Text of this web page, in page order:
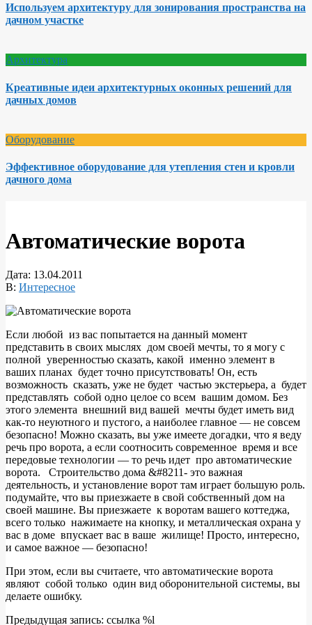
Используем архитектуру для зонирования пространства на
дачном участке
Архитектура
Креативные идеи архитектурных оконных решений для
дачных домов
Оборудование
Эффективное оборудование для утепления стен и кровли
дачного дома
Автоматические ворота
Дата: 13.04.2011
В: Интересное
Если любой из вас попытается на данный момент
представить в своих мыслях дом своей мечты, то я могу с
полной уверенностью сказать, какой именно элемент в
ваших планах будет точно присутствовать! Он, есть
возможность сказать, уже не будет частью экстерьера, а будет
представлять собой одно целое со всем вашим домом. Без
этого элемента внешний вид вашей мечты будет иметь вид
как-то неуютного и пустого, а наиболее главное — не совсем
безопасно! Можно сказать, вы уже имеете догадки, что я веду
речь про ворота, а если соотносить современное время и все
передовые технологии — то речь идет про автоматические
ворота.
Строительство дома &#8211- это важная
деятельность, и установление ворот там играет большую роль.
подумайте, что вы приезжаете в свой собственный дом на
своей машине. Вы приезжаете к воротам вашего коттеджа,
всего только нажимаете на кнопку, и металлическая охрана у
вас в доме впускает вас в ваше жилище! Просто, интересно,
и самое важное — безопасно!
При этом, если вы считаете, что автоматические ворота
являют собой только один вид оборонительной системы, вы
делаете ошибку.
2011-
Предыдущая запись: ссылка %l